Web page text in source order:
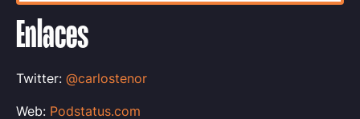
Enlaces
Twitter: @carlostenor
Web: Podstatus.com